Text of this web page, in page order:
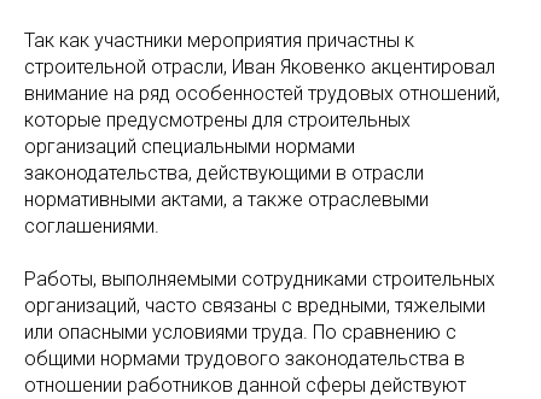
Так как участники мероприятия причастны к
строительной отрасли, Иван Яковенко акцентировал
внимание на ряд особенностей трудовых отношений,
которые предусмотрены для строительных
организаций специальными нормами
законодательства, действующими в отрасли
нормативными актами, а также отраслевыми
соглашениями.
Работы, выполняемыми сотрудниками строительных
организаций, часто связаны с вредными, тяжелыми
или опасными условиями труда. По сравнению с
общими нормами трудового законодательства в
отношении работников данной сферы действуют